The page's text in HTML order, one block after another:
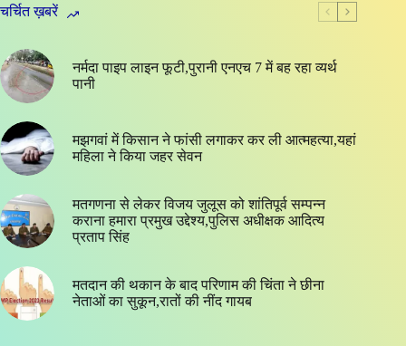
चर्चित ख़बरें
नर्मदा पाइप लाइन फूटी,पुरानी एनएच 7 में बह रहा व्यर्थ
पानी
मझगवां में किसान ने फांसी लगाकर कर ली आत्महत्या,यहां
महिला ने किया जहर सेवन
मतगणना से लेकर विजय जुलूस को शांतिपूर्व सम्पन्न
कराना हमारा प्रमुख उद्देश्य,पुलिस अधीक्षक आदित्य
प्रताप सिंह
मतदान की थकान के बाद परिणाम की चिंता ने छीना
नेताओं का सुकून,रातों की नींद गायब